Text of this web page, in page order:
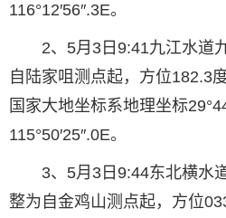
116°12′56″.3E。
2、5月3日9:41九江水道
自陆家咀测点起，方位182.3
国家大地坐标系地理坐标
115°50′25″.0E。
3、5月3日9:44东北横水
整为自金鸡山测点起，方位